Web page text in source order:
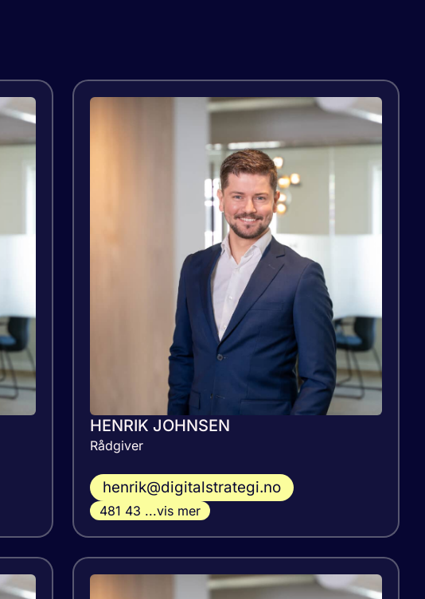
HENRIK JOHNSEN
Rådgiver​
henrik@digitalstrategi.no
481 43 ...vis mer